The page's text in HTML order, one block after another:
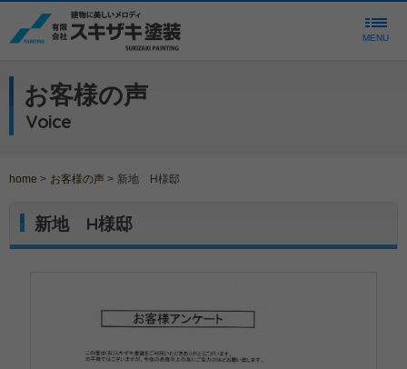
MENU
お客様の声
Voice
home > お客様の声 > 新地 H様邸
新地 H様邸